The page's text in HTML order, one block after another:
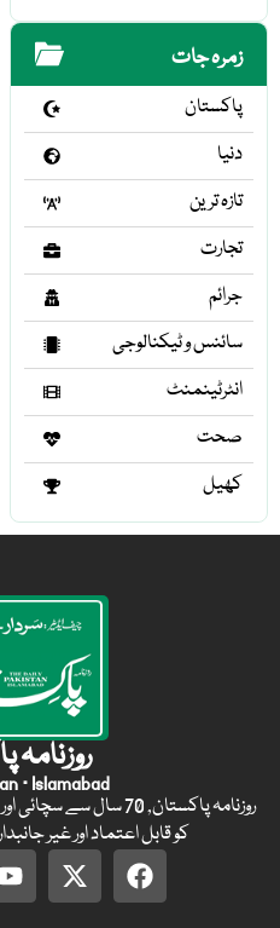
زمرہ جات
پاکستان
دنیا
تازہ ترین
تجارت
جرائم
سائنس و ٹیکنالوجی
انٹرٹینمنٹ
صحت
کھیل
روزنامہ
· Islamabad
روزنامہ پاکستان, 70
کو قابل اعتماد اور غیر